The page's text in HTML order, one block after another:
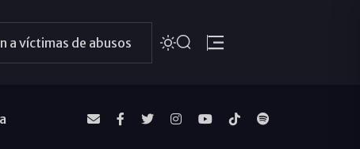
a víctimas de abusos